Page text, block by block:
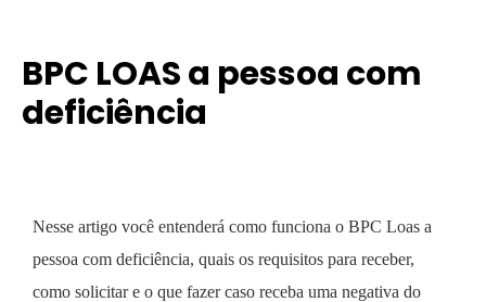
BPC LOAS a pessoa com
deficiência
Nesse artigo você entenderá como funciona o BPC Loas a
pessoa com deficiência, quais os requisitos para receber,
como solicitar e o que fazer caso receba uma negativa do